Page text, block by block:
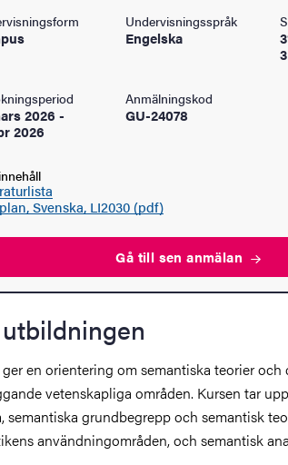
Undervisningsspråk
Engelska
2026 -
2026
Anmälningskod
GU-24078
Svenska, LI2030 (pdf)
Gå till senanmälan
ger en orientering om semantiska teorier
vetenskapliga områden. Kursen tar
semantiska grundbegrepp och semantisk
användningområden, och semantisk